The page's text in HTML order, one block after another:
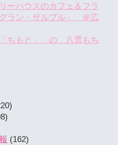
ーハウスのカフェ＆フラ
ラン・ザルブル」 ＠広
ちもと」 の 八雲もち
(162)